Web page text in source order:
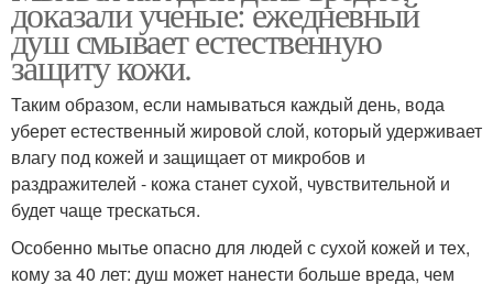
доказали ученые: ежедневный
душ смывает естественную
защиту кожи.
Таким образом, если намываться каждый день, вода
уберет естественный жировой слой, который удерживает
влагу под кожей и защищает от микробов и
раздражителей - кожа станет сухой, чувствительной и
будет чаще трескаться.
Особенно мытье опасно для людей с сухой кожей и тех,
кому за 40 лет: душ может нанести больше вреда, чем